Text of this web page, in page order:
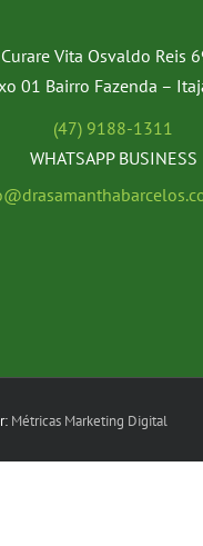
Vita Osvaldo Reis
01 Bairro Fazenda –
(47) 9188-1311
WHATSAPP BUSINESS
Métricas Marketing Digital